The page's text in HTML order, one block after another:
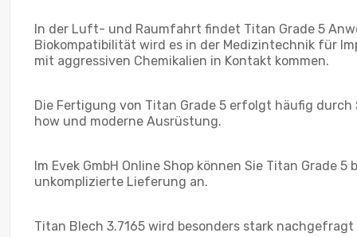
In der Luft- und Raumfahrt findet Titan Grade 5
Biokompatibilität wird es in der Medizintechnik für
mit aggressiven Chemikalien in Kontakt kommen.
Die Fertigung von Titan Grade 5 erfolgt häufig
how und moderne Ausrüstung.
Im Evek GmbH Online Shop können Sie Titan
unkomplizierte Lieferung an.
Titan Blech 3.7165 wird besonders stark